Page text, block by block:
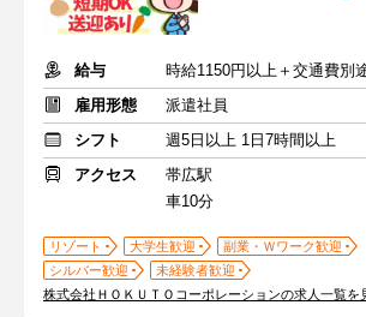
給与
時給1150円以上＋交通費別
雇用形態
派遣社員
シフト
週5日以上 1日7時間以上
アクセス
帯広駅
車10分
リゾート 大学生歓迎
副業・Ｗワーク歓迎
シルバー歓迎
未経験者歓迎
株式会社ＨＯＫＵＴＯコーポレーションの求人一覧を